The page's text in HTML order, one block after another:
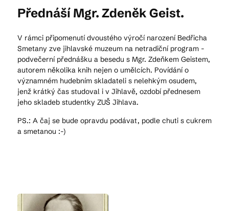
EN DE
© 2026 Brána Jihlavy
Přednáší Mgr. Zdeněk Geist.
V rámci připomenutí dvoustého výročí narození Bedřicha
Smetany zve jihlavské muzeum na netradiční program -
podvečerní přednášku a besedu s Mgr. Zdeňkem Geistem,
autorem několika knih nejen o umělcích. Povídání o
významném hudebním skladateli s nelehkým osudem,
jenž krátký čas studoval i v Jihlavě, ozdobí přednesem
jeho skladeb studentky ZUŠ Jihlava.
PS.: A čaj se bude opravdu podávat, podle chuti s cukrem
a smetanou :-)